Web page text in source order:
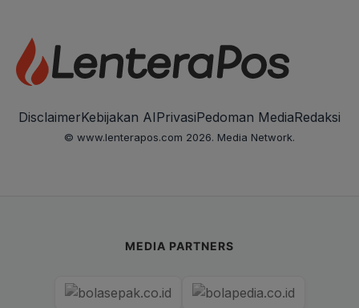
DisclaimerKebijakan AIPrivasiPedoman MediaRedaksi
© www.lenterapos.com 2026. Media Network.
MEDIA PARTNERS